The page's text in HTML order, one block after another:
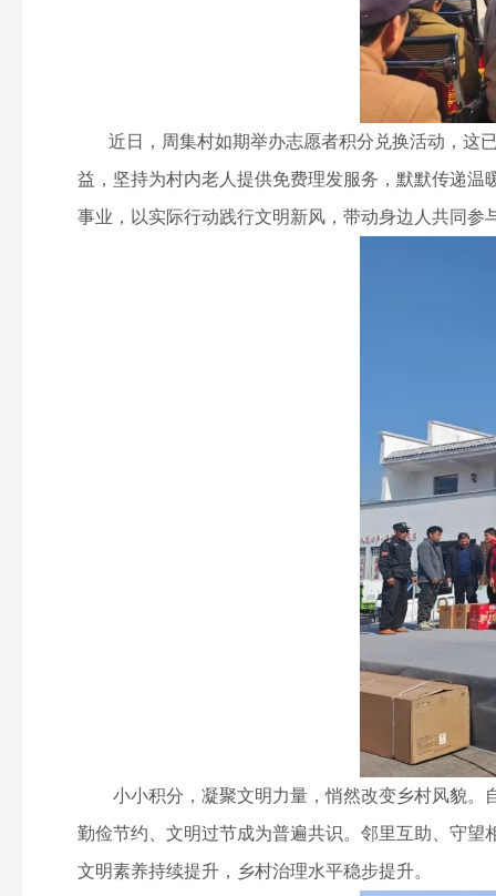
近日，周集村如期举办志愿者积分兑换活动，这已
益，坚持为村内老人提供免费理发服务，默默传递
事业，以实际行动践行文明新风，带动身边人共同参
小小积分，凝聚文明力量，悄然改变乡村风貌。
勤俭节约、文明过节成为普遍共识。邻里互助、守
文明素养持续提升，乡村治理水平稳步提升。